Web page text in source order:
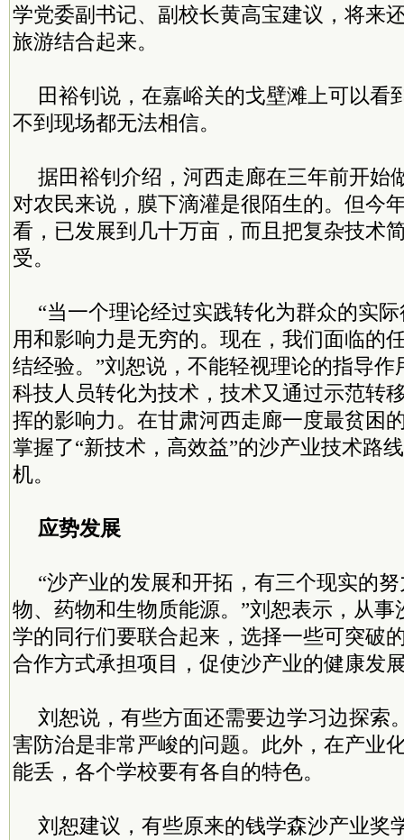
学党委副书记、副校长黄高宝建议，将来
旅游结合起来。
田裕钊说，在嘉峪关的戈壁滩上可以看
不到现场都无法相信。
据田裕钊介绍，河西走廊在三年前开始
对农民来说，膜下滴灌是很陌生的。但今
看，已发展到几十万亩，而且把复杂技术
受。
“当一个理论经过实践转化为群众的实
用和影响力是无穷的。现在，我们面临的
结经验。”刘恕说，不能轻视理论的指导
科技人员转化为技术，技术又通过示范转
挥的影响力。在甘肃河西走廊一度最贫困
掌握了“新技术，高效益”的沙产业技术路
机。
应势发展
“沙产业的发展和开拓，有三个现实的
物、药物和生物质能源。”刘恕表示，从
学的同行们要联合起来，选择一些可突破
合作方式承担项目，促使沙产业的健康发
刘恕说，有些方面还需要边学习边探索
害防治是非常严峻的问题。此外，在产业
能丢，各个学校要有各自的特色。
刘恕建议，有些原来的钱学森沙产业奖